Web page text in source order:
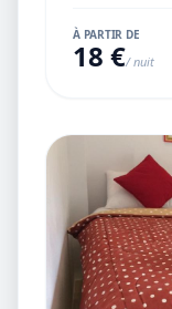
À PARTIR DE
18 €/ nuit